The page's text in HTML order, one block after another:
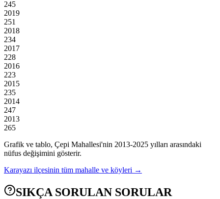
245
2019
251
2018
234
2017
228
2016
223
2015
235
2014
247
2013
265
Grafik ve tablo, Çepi Mahallesi'nin 2013-2025 yılları arasındaki
nüfus değişimini gösterir.
Karayazı ilçesinin tüm mahalle ve köyleri →
SIKÇA SORULAN SORULAR